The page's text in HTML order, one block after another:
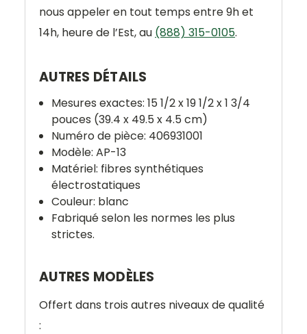
nous appeler en tout temps entre 9h et
14h, heure de l’Est, au (888) 315-0105.
AUTRES DÉTAILS
Mesures exactes: 15 1/2 x 19 1/2 x 1 3/4
pouces (39.4 x 49.5 x 4.5 cm)
Numéro de pièce: 406931001
Modèle: AP-13
Matériel: fibres synthétiques
électrostatiques
Couleur: blanc
Fabriqué selon les normes les plus
strictes.
AUTRES MODÈLES
Offert dans trois autres niveaux de qualité
: